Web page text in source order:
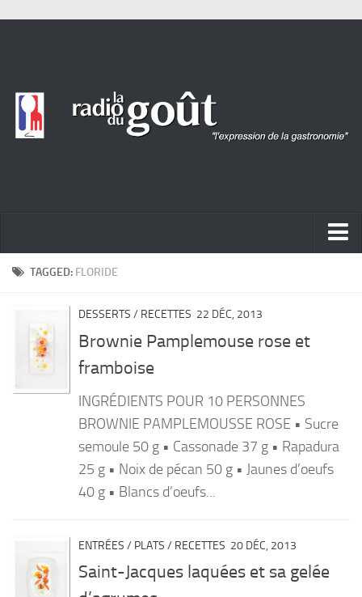
ACTUALITÉ
PORTRAITS
LIVRES
PRODUITS
Desserts
TAGGED: FLORIDE
DESSERTS / RECETTES 22 DÉC, 2013
Brownie Pamplemouse rose et
framboise
INGRÉDIENTS POUR 10 PERSONNES
BROWNIE PAMPLEMOUSSE ROSE • Sucre
semoule 50 g • Cassonade 37 g • Rapadura
25 g • Noix de pécan 50 g • Jaunes d’oeufs
40 g • Blancs d’oeufs...
ENTRÉES / PLATS / RECETTES 20 DÉC, 2013
Saint-Jacques laquées et sa gelée